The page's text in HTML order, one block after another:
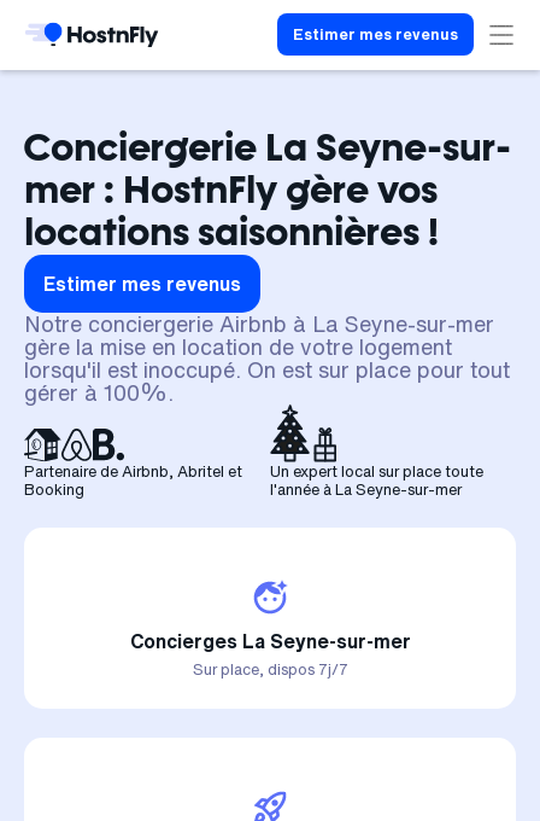
Estimer mes revenus
Conciergerie La Seyne-sur-
mer : HostnFly gère vos
locations saisonnières !
Estimer mes revenus
Notre conciergerie Airbnb à La Seyne-sur-mer
gère la mise en location de votre logement
lorsqu'il est inoccupé. On est sur place pour tout
gérer à 100%.
Partenaire de Airbnb, Abritel et
Booking
Un expert local sur place toute
l'année à La Seyne-sur-mer
Concierges La Seyne-sur-mer
Sur place, dispos 7j/7